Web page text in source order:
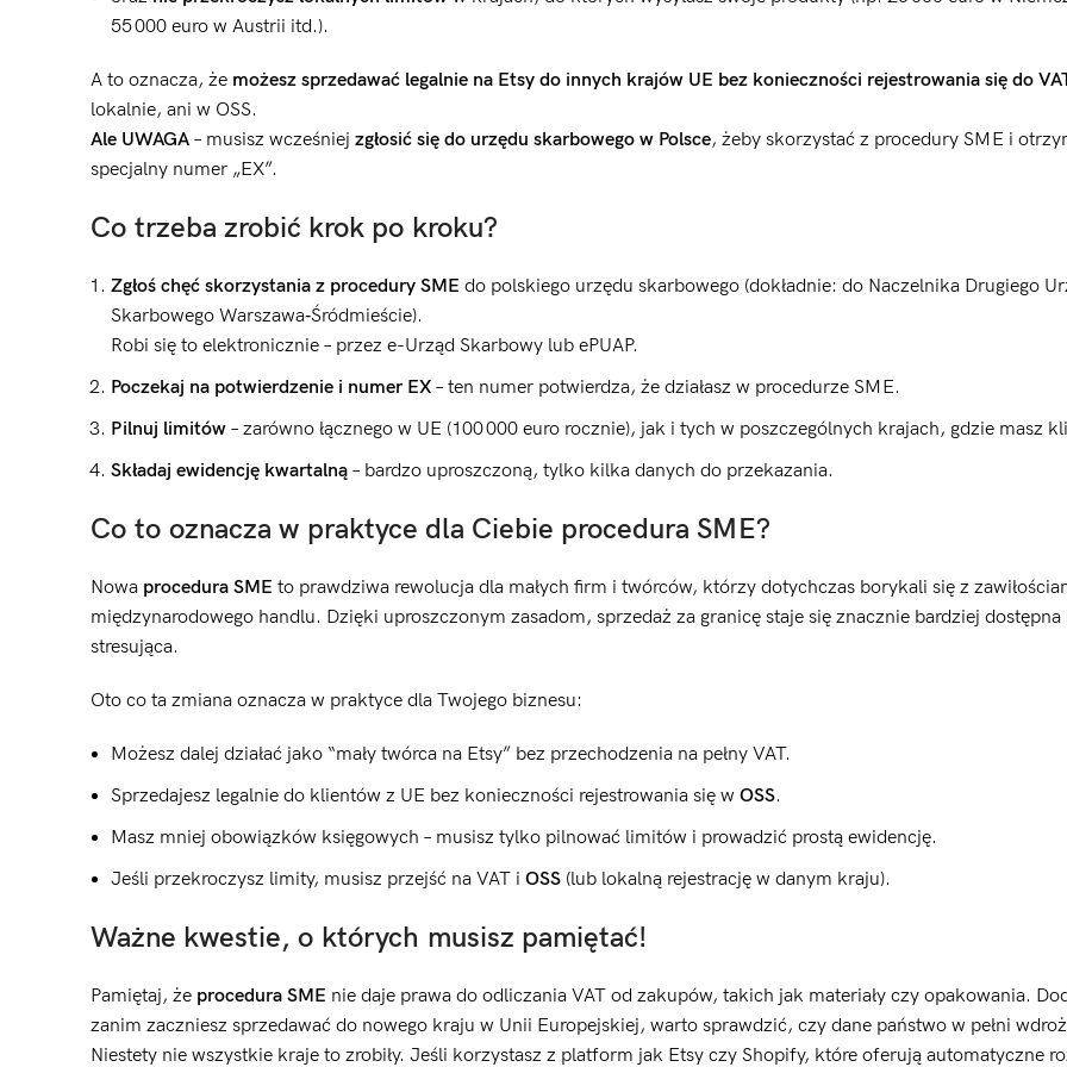
55 000 euro w Austrii itd.).
A to oznacza, że możesz sprzedawać legalnie na Etsy do innych krajów UE bez konieczności rejestrowania się do
lokalnie, ani w OSS.
Ale UWAGA – musisz wcześniej zgłosić się do urzędu skarbowego w Polsce, żeby skorzystać z procedury SME i
specjalny numer „EX”.
Co trzeba zrobić krok po kroku?
Zgłoś chęć skorzystania z procedury SME do polskiego urzędu skarbowego (dokładnie: do Naczelnika Drugiego
Skarbowego Warszawa‑Śródmieście).
Robi się to elektronicznie – przez e-Urząd Skarbowy lub ePUAP.
Poczekaj na potwierdzenie i numer EX – ten numer potwierdza, że działasz w procedurze SME.
Pilnuj limitów – zarówno łącznego w UE (100 000 euro rocznie), jak i tych w poszczególnych krajach, gdzie masz
Składaj ewidencję kwartalną – bardzo uproszczoną, tylko kilka danych do przekazania.
Co to oznacza w praktyce dla Ciebie procedura SME?
Nowa procedura SME to prawdziwa rewolucja dla małych firm i twórców, którzy dotychczas borykali się z
międzynarodowego handlu. Dzięki uproszczonym zasadom, sprzedaż za granicę staje się znacznie bardziej dostępna
stresująca.
Oto co ta zmiana oznacza w praktyce dla Twojego biznesu:
Możesz dalej działać jako “mały twórca na Etsy” bez przechodzenia na pełny VAT.
Sprzedajesz legalnie do klientów z UE bez konieczności rejestrowania się w OSS.
Masz mniej obowiązków księgowych – musisz tylko pilnować limitów i prowadzić prostą ewidencję.
Jeśli przekroczysz limity, musisz przejść na VAT i OSS (lub lokalną rejestrację w danym kraju).
Ważne kwestie, o których musisz pamiętać!
Pamiętaj, że procedura SME nie daje prawa do odliczania VAT od zakupów, takich jak materiały czy opakowania.
zanim zaczniesz sprzedawać do nowego kraju w Unii Europejskiej, warto sprawdzić, czy dane państwo w pełni
Niestety nie wszystkie kraje to zrobiły. Jeśli korzystasz z platform jak Etsy czy Shopify, które oferują automatyczne